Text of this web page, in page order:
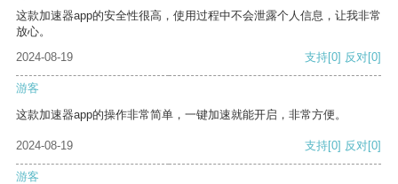
这款加速器app的安全性很高，使用过程中不会泄露个人信息，让我非常
放心。
2024-08-19
支持[0] 反对[0]
游客
这款加速器app的操作非常简单，一键加速就能开启，非常方便。
2024-08-19 支持[0] 反对[0]
游客